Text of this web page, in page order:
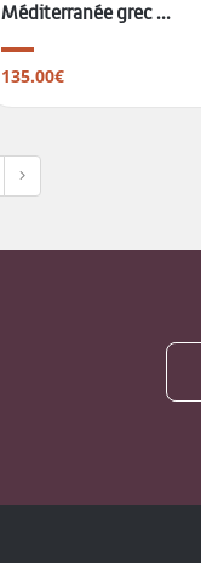
Méditerranée grec ...
135.00€